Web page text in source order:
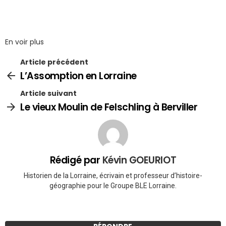
En voir plus
Article précédent
L’Assomption en Lorraine
Article suivant
Le vieux Moulin de Felschling à Berviller
Rédigé par Kévin GOEURIOT
Historien de la Lorraine, écrivain et professeur d’histoire-
géographie pour le Groupe BLE Lorraine.